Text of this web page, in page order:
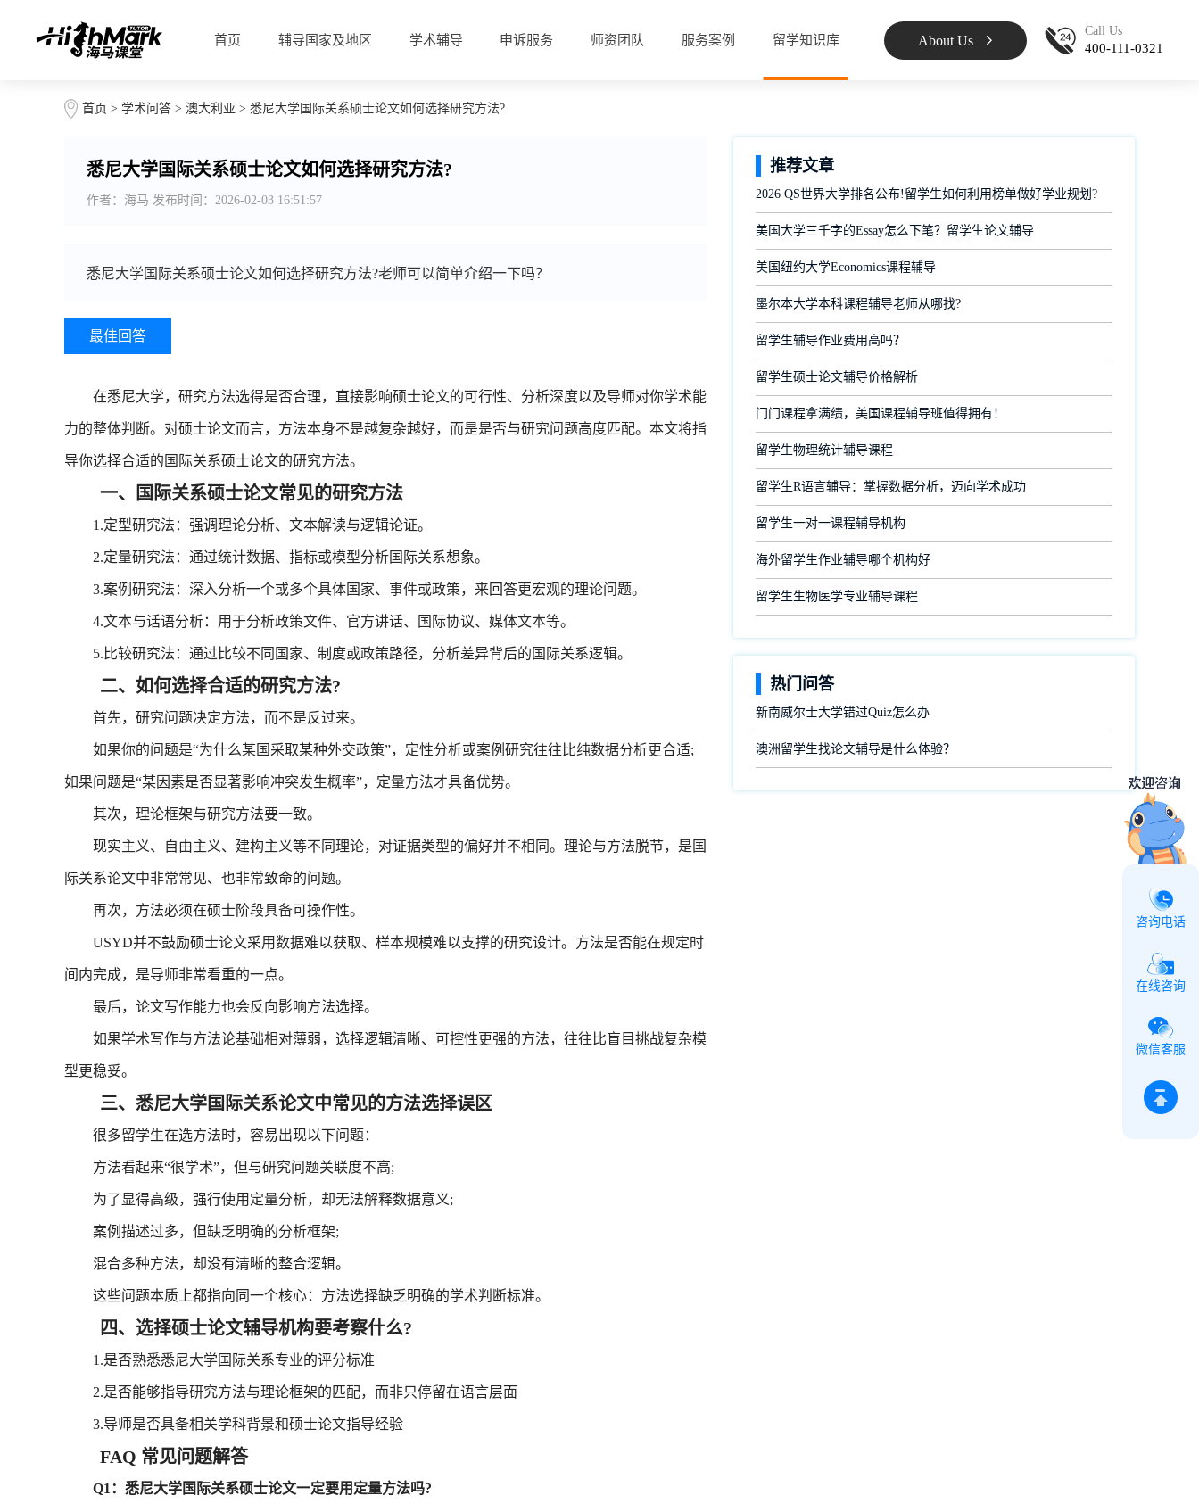
首页 辅导国家及地区 学术辅导 申诉服务 师资团队 服务案例 留学知识库 About Us
Call Us
400-111-0321
首页 > 学术问答 > 澳大利亚 > 悉尼大学国际关系硕士论文如何选择研究方法?
悉尼大学国际关系硕士论文如何选择研究方法?
作者：海马 发布时间：2026-02-03 16:51:57
悉尼大学国际关系硕士论文如何选择研究方法?老师可以简单介绍一下吗？
最佳回答
在悉尼大学，研究方法选得是否合理，直接影响硕士论文的可行性、分析深度以及导师对你学术能
力的整体判断。对硕士论文而言，方法本身不是越复杂越好，而是是否与研究问题高度匹配。本文将指
导你选择合适的国际关系硕士论文的研究方法。
一、国际关系硕士论文常见的研究方法
1.定型研究法：强调理论分析、文本解读与逻辑论证。
2.定量研究法：通过统计数据、指标或模型分析国际关系想象。
3.案例研究法：深入分析一个或多个具体国家、事件或政策，来回答更宏观的理论问题。
4.文本与话语分析：用于分析政策文件、官方讲话、国际协议、媒体文本等。
5.比较研究法：通过比较不同国家、制度或政策路径，分析差异背后的国际关系逻辑。
二、如何选择合适的研究方法?
首先，研究问题决定方法，而不是反过来。
如果你的问题是“为什么某国采取某种外交政策”，定性分析或案例研究往往比纯数据分析更合适;
如果问题是“某因素是否显著影响冲突发生概率”，定量方法才具备优势。
其次，理论框架与研究方法要一致。
现实主义、自由主义、建构主义等不同理论，对证据类型的偏好并不相同。理论与方法脱节，是国
际关系论文中非常常见、也非常致命的问题。
再次，方法必须在硕士阶段具备可操作性。
USYD并不鼓励硕士论文采用数据难以获取、样本规模难以支撑的研究设计。方法是否能在规定时
间内完成，是导师非常看重的一点。
最后，论文写作能力也会反向影响方法选择。
如果学术写作与方法论基础相对薄弱，选择逻辑清晰、可控性更强的方法，往往比盲目挑战复杂模
型更稳妥。
三、悉尼大学国际关系论文中常见的方法选择误区
很多留学生在选方法时，容易出现以下问题：
方法看起来“很学术”，但与研究问题关联度不高;
为了显得高级，强行使用定量分析，却无法解释数据意义;
案例描述过多，但缺乏明确的分析框架;
混合多种方法，却没有清晰的整合逻辑。
这些问题本质上都指向同一个核心：方法选择缺乏明确的学术判断标准。
四、选择硕士论文辅导机构要考察什么?
1.是否熟悉悉尼大学国际关系专业的评分标准
2.是否能够指导研究方法与理论框架的匹配，而非只停留在语言层面
3.导师是否具备相关学科背景和硕士论文指导经验
FAQ 常见问题解答
Q1：悉尼大学国际关系硕士论文一定要用定量方法吗?
推荐文章
2026 QS世界大学排名公布!留学生如何利用榜单做好学业规划?
美国大学三千字的Essay怎么下笔？留学生论文辅导
美国纽约大学Economics课程辅导
墨尔本大学本科课程辅导老师从哪找?
留学生辅导作业费用高吗？
留学生硕士论文辅导价格解析
门门课程拿满绩，美国课程辅导班值得拥有！
留学生物理统计辅导课程
留学生R语言辅导：掌握数据分析，迈向学术成功
留学生一对一课程辅导机构
海外留学生作业辅导哪个机构好
留学生生物医学专业辅导课程
热门问答
新南威尔士大学错过Quiz怎么办
澳洲留学生找论文辅导是什么体验？
咨询电话
在线咨询
微信客服